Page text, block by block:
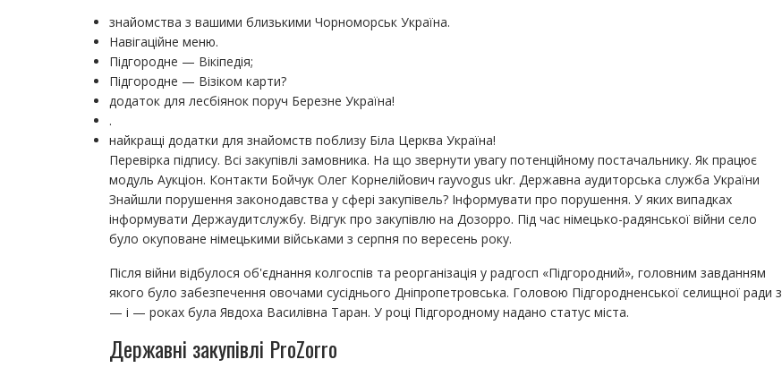
знайомства з вашими близькими Чорноморськ Україна.
Навігаційне меню.
Підгородне — Вікіпедія;
Підгородне — Візіком карти?
додаток для лесбіянок поруч Березне Україна!
.
найкращі додатки для знайомств поблизу Біла Церква Україна!
Перевірка підпису. Всі закупівлі замовника. На що звернути увагу потенційному постачальнику. Як працює
модуль Аукціон. Контакти Бойчук Олег Корнелійович rayvogus ukr. Державна аудиторська служба України
Знайшли порушення законодавства у сфері закупівель? Інформувати про порушення. У яких випадках
інформувати Держаудитслужбу. Відгук про закупівлю на Дозорро. Під час німецько-радянської війни село
було окуповане німецькими військами з серпня по вересень року.
Після війни відбулося об'єднання колгоспів та реорганізація у радгосп «Підгородний», головним завданням
якого було забезпечення овочами сусіднього Дніпропетровська. Головою Підгородненської селищної ради з
— і — роках була Явдоха Василівна Таран. У році Підгородному надано статус міста.
Державні закупівлі ProZorro